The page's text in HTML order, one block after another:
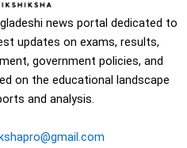
news portal dedicated to
updates on exams, results,
government policies, and
on the educational landscape
and analysis.